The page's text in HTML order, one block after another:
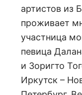
артистов из
проживает
участница
певица
и Зоригто
Иркутск –